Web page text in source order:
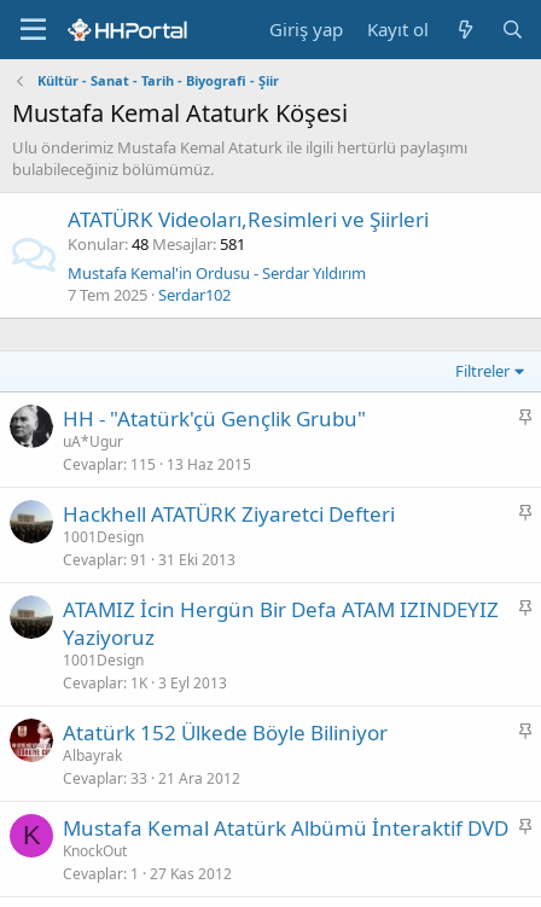
Giriş yap Kayıt ol
Kültür - Sanat - Tarih - Biyografi - Şiir
Mustafa Kemal Ataturk Köşesi
Ulu önderimiz Mustafa Kemal Ataturk ile ilgili hertürlü paylaşımı
bulabileceğiniz bölümümüz.
ATATÜRK Videoları,Resimleri ve Şiirleri
Konular 48 Mesajlar 581
Mustafa Kemal'in Ordusu - Serdar Yıldırım
7 Tem 2025 Serdar102
Filtreler
S
t
HH - "Atatürk'çü Gençlik Grubu"
uA*Ugur
Cevaplar 115 13 Haz 2015
S
t
Hackhell ATATÜRK Ziyaretci Defteri
1001Design
Cevaplar 91 31 Eki 2013
S
ATAMIZ İcin Hergün Bir Defa ATAM IZINDEYIZ
Yaziyoruz
1001Design
Cevaplar 1K 3 Eyl 2013
S
t
Atatürk 152 Ülkede Böyle Biliniyor
Albayrak
Cevaplar 33 21 Ara 2012
K
S
Mustafa Kemal Atatürk Albümü İnteraktif DVD
KnockOut
Cevaplar 1 27 Kas 2012